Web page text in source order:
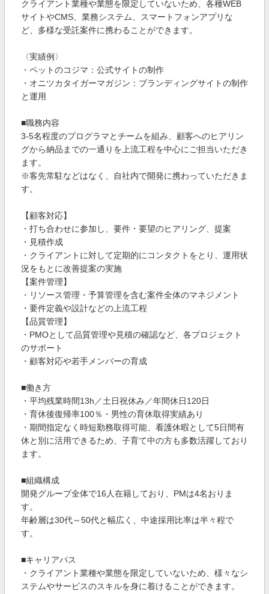
クライアント業種や業態を限定していないため、各種WEB
サイトやCMS、業務システム、スマートフォンアプリな
ど、多様な受託案件に携わることができます。
〈実績例〉
・ペットのコジマ：公式サイトの制作
・オニツカタイガーマガジン：ブランディングサイトの制作
と運用
■職務内容
3-5名程度のプログラマとチームを組み、顧客へのヒアリン
グから納品までの一通りを上流工程を中心にご担当いただき
ます。
※客先常駐などはなく、自社内で開発に携わっていただきま
す。
【顧客対応】
・打ち合わせに参加し、要件・要望のヒアリング、提案
・見積作成
・クライアントに対して定期的にコンタクトをとり、運用状
況をもとに改善提案の実施
【案件管理】
・リソース管理・予算管理を含む案件全体のマネジメント
・要件定義や設計などの上流工程
【品質管理】
・PMOとして品質管理や見積の確認など、各プロジェクト
のサポート
・顧客対応や若手メンバーの育成
■働き方
・平均残業時間13h／土日祝休み／年間休日120日
・育休後復帰率100％・男性の育休取得実績あり
・期間指定なく時短勤務取得可能、看護休暇として5日間有
休と別に活用できるため、子育て中の方も多数活躍しており
ます。
■組織構成
開発グループ全体で16人在籍しており、PMは4名おりま
す。
年齢層は30代～50代と幅広く、中途採用比率は半々程で
す。
■キャリアパス
・クライアント業種や業態を限定していないため、様々なシ
ステムやサービスのスキルを身に着けることができます。